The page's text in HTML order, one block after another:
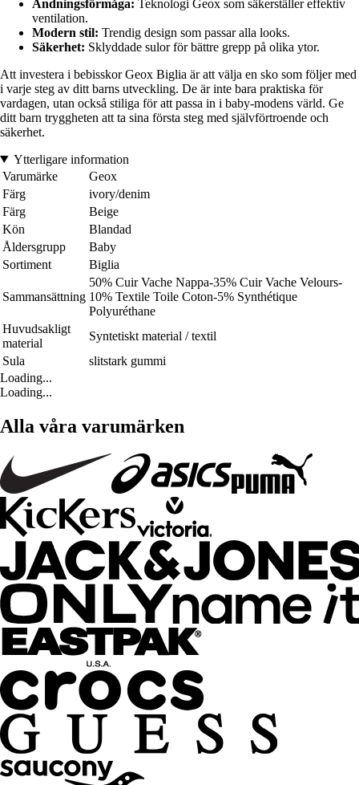
Andningsförmåga: Teknologi Geox som säkerställer effektiv
ventilation.
Modern stil: Trendig design som passar alla looks.
Säkerhet: Sklyddade sulor för bättre grepp på olika ytor.
Att investera i bebisskor Geox Biglia är att välja en sko som följer med
i varje steg av ditt barns utveckling. De är inte bara praktiska för
vardagen, utan också stiliga för att passa in i baby-modens värld. Ge
ditt barn tryggheten att ta sina första steg med självförtroende och
säkerhet.
Ytterligare information
Varumärke
Geox
Färg
ivory/denim
Färg
Beige
Kön
Blandad
Åldersgrupp
Baby
Sortiment
Biglia
Sammansättning
50% Cuir Vache Nappa-35% Cuir Vache Velours-
10% Textile Toile Coton-5% Synthétique
Polyuréthane
Huvudsakligt
material
Syntetiskt material / textil
Sula
slitstark gummi
Loading...
Loading...
Alla våra varumärken